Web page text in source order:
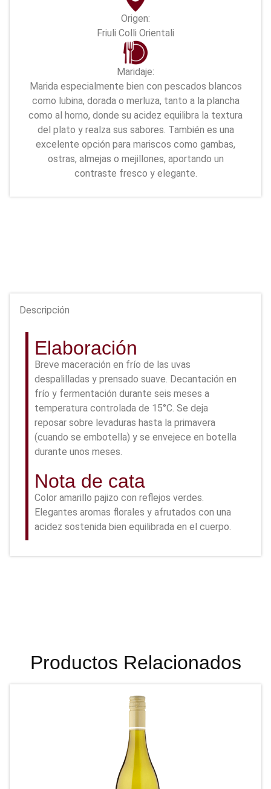
Origen:
Friuli Colli Orientali
Maridaje:
Marida especialmente bien con pescados blancos
como lubina, dorada o merluza, tanto a la plancha
como al horno, donde su acidez equilibra la textura
del plato y realza sus sabores. También es una
excelente opción para mariscos como gambas,
ostras, almejas o mejillones, aportando un
contraste fresco y elegante.
Descripción
Elaboración
Breve maceración en frío de las uvas
despalilladas y prensado suave. Decantación en
frío y fermentación durante seis meses a
temperatura controlada de 15°C. Se deja
reposar sobre levaduras hasta la primavera
(cuando se embotella) y se envejece en botella
durante unos meses.
Nota de cata
Color amarillo pajizo con reflejos verdes.
Elegantes aromas florales y afrutados con una
acidez sostenida bien equilibrada en el cuerpo.
Productos Relacionados